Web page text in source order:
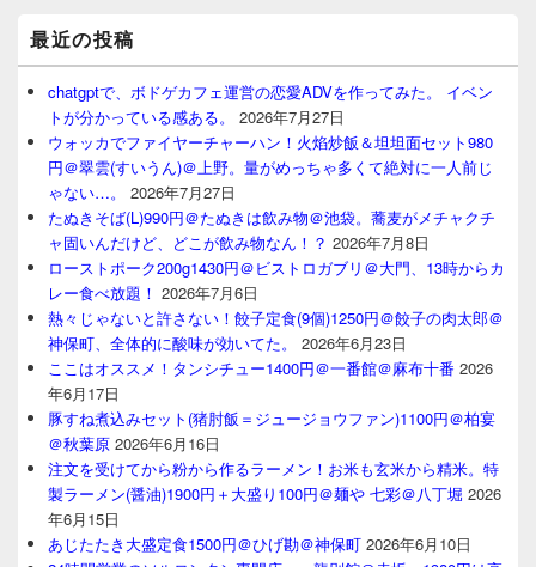
最近の投稿
chatgptで、ボドゲカフェ運営の恋愛ADVを作ってみた。 イベン
トが分かっている感ある。
2026年7月27日
ウォッカでファイヤーチャーハン！火焰炒飯＆坦坦面セット980
円＠翠雲(すいうん)＠上野。量がめっちゃ多くて絶対に一人前じ
ゃない…。
2026年7月27日
たぬきそば(L)990円＠たぬきは飲み物＠池袋。蕎麦がメチャクチ
ャ固いんだけど、どこが飲み物なん！？ 2026年7月8日
ローストポーク200g1430円＠ビストロガブリ＠大門、13時からカ
レー食べ放題！ 2026年7月6日
熱々じゃないと許さない！餃子定食(9個)1250円＠餃子の肉太郎＠
神保町、全体的に酸味が効いてた。
2026年6月23日
ここはオススメ！タンシチュー1400円＠一番館＠麻布十番 2026
年6月17日
豚すね煮込みセット(猪肘飯＝ジュージョウファン)1100円＠柏宴
＠秋葉原 2026年6月16日
注文を受けてから粉から作るラーメン！お米も玄米から精米。特
製ラーメン(醤油)1900円＋大盛り100円＠麺や 七彩＠八丁堀 2026
年6月15日
あじたたき大盛定食1500円＠ひげ勘＠神保町 2026年6月10日